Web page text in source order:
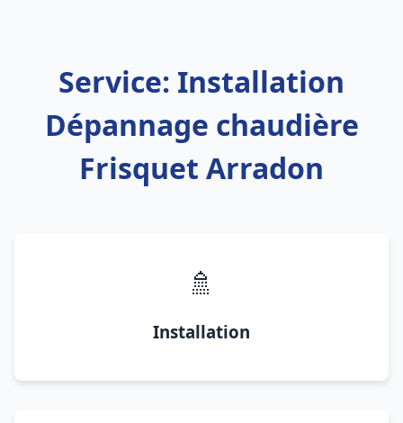
Service: Installation
Dépannage chaudière
Frisquet Arradon
🚿
Installation